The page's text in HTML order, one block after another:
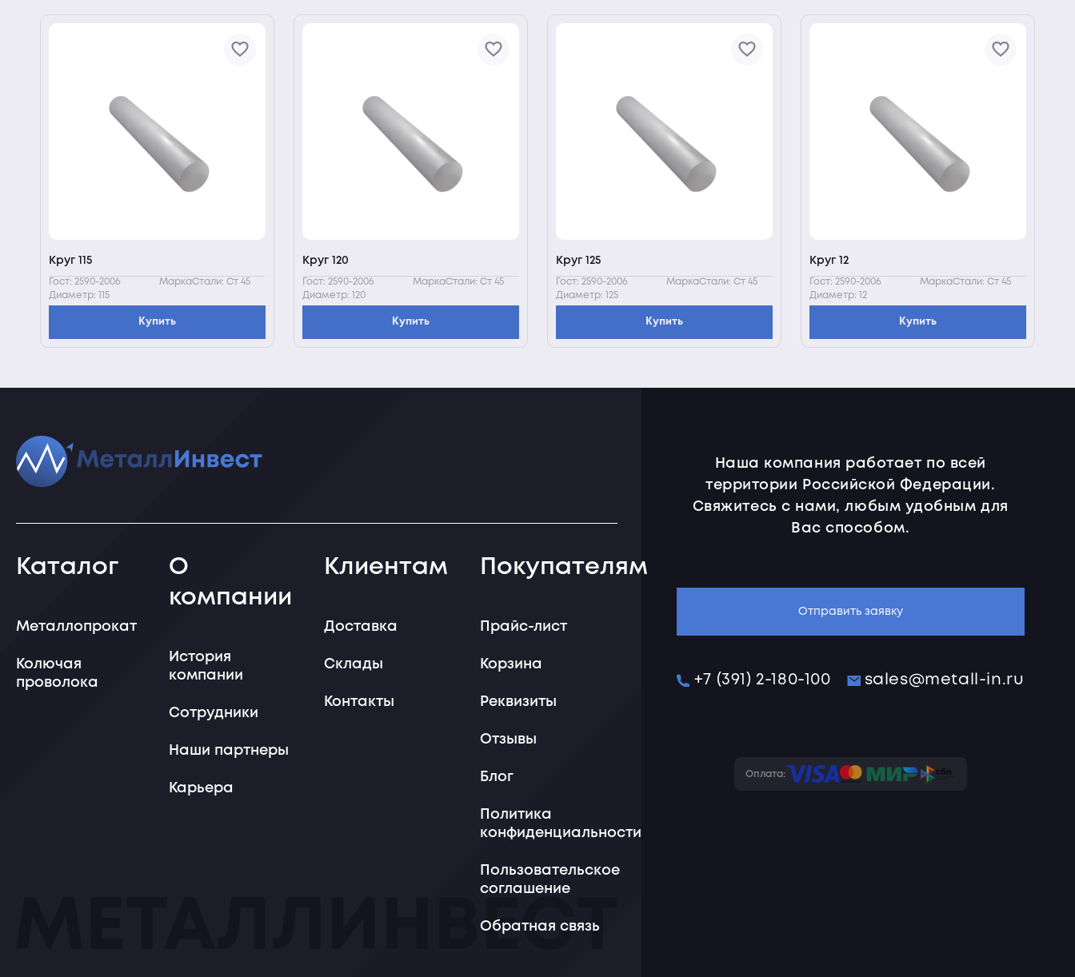
Круг 115
Гост: 2590-2006
МаркаСтали: Ст 45
Диаметр: 115
Купить
Круг 120
Гост: 2590-2006
МаркаСтали: Ст 45
Диаметр: 120
Купить
Круг 125
Гост: 2590-2006
МаркаСтали: Ст 45
Диаметр: 125
Купить
Круг 12
Гост: 2590-2006
МаркаСтали: Ст 45
Диаметр: 12
Купить
Каталог
Металлопрокат
Колючая
проволока
О
компании
История
компании
Сотрудники
Наши партнеры
Карьера
Клиентам
Доставка
Склады
Контакты
Покупателям
Прайс-лист
Корзина
Реквизиты
Отзывы
Блог
Политика
конфиденциальности
Пользовательское
соглашение
Обратная связь
Наша компания работает по всей
территории Российской Федерации.
Свяжитесь с нами, любым удобным для
Вас способом.
Отправить заявку
+7 (391) 2-180-100 sales@metall-in.ru
Оплата: